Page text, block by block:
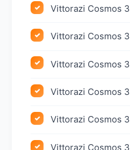
Vittorazi Cosmos
Vittorazi Cosmos
Vittorazi Cosmos
Vittorazi Cosmos
Vittorazi Cosmos
Vittorazi Cosmos